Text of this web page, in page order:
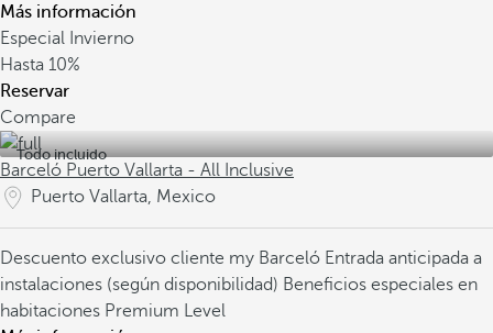
Más información
Especial Invierno
Hasta 10%
Reservar
Compare
Todo incluido
Barceló Puerto Vallarta - All Inclusive
Puerto Vallarta, Mexico
Descuento exclusivo cliente my Barceló Entrada anticipada a
instalaciones (según disponibilidad) Beneficios especiales en
habitaciones Premium Level